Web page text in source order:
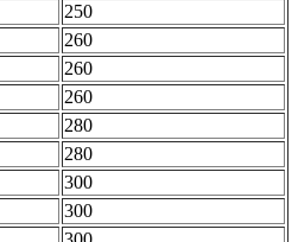
250
260
260
260
280
280
300
300